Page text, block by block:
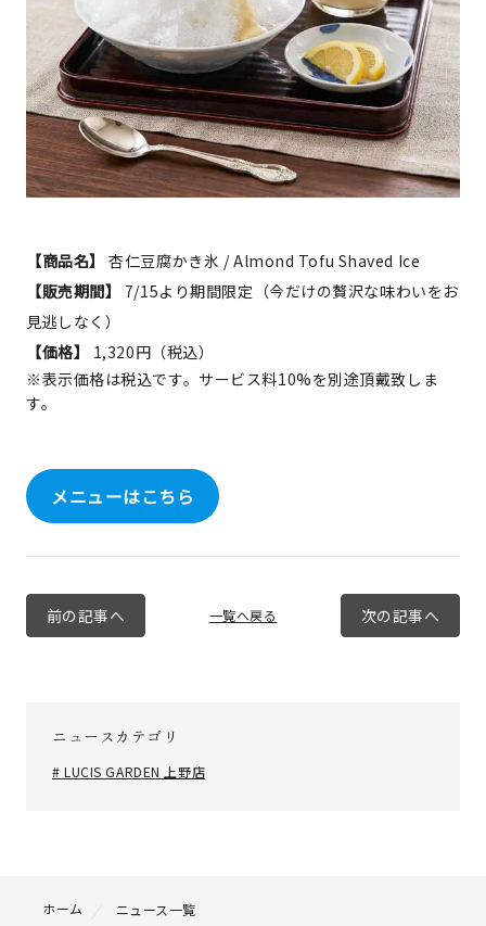
【商品名】
杏仁豆腐かき氷 / Almond Tofu Shaved Ice
【販売期間】
7/15より期間限定（今だけの贅沢な味わいをお
見逃しなく）
【価格】
1,320円（税込）
※表示価格は税込です。サービス料10%を別途頂戴致しま
す。
メニューはこちら
前の記事へ 一覧へ戻る 次の記事へ
ニュースカテゴリ
# LUCIS GARDEN 上野店
ホーム ニュース一覧